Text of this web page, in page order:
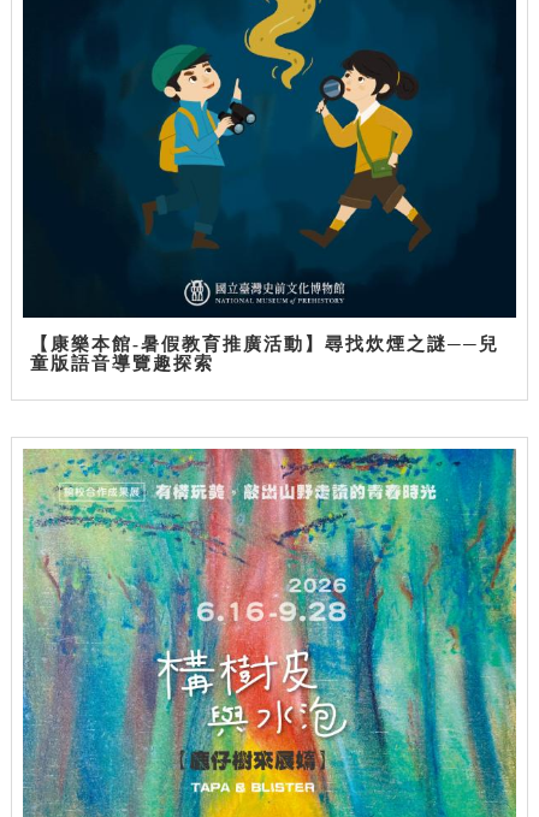
【康樂本館-暑假教育推廣活動】尋找炊煙之謎──兒
童版語音導覽趣探索